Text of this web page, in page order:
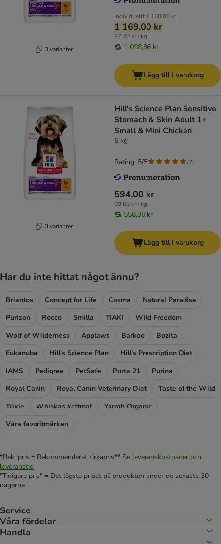
3 varianter
Individuellt 1 188,00 kr
1 169,00 kr
97,40 kr / kg
1 098,86 kr
Lägg till i varukorg
3 varianter
Hill's Science Plan Sensitive
Stomach & Skin Adult 1+
Small & Mini Chicken
6 kg
594,00 kr
99,00 kr / kg
558,36 kr
Rating: 5/5 (7)
Lägg till i varukorg
Har du inte hittat något ännu?
Briantos Concept for Life Cosma
Natural Paradise
Purizon
Rocco Smilla TIAKI
Wild Freedom
Wolf of Wilderness
Applaws Barkoo
Bozita
Eukanuba
Hill's Science Plan
Hill's Prescription Diet
IAMS
Pedigree PetSafe Porta 21
Purina
Royal Canin
Royal Canin Veterinary Diet
Taste of the Wild
Trixie
Whiskas kattmat
Yarrah Organic
Våra favoritmärken
*Rek. pris = Rekommenderat cirkapris** Se leveranskostnader och
leveranstid
"Tidigare pris" = Det lägsta priset på produkten under de senaste 30
dagarna
Service
Våra fördelar
Handla